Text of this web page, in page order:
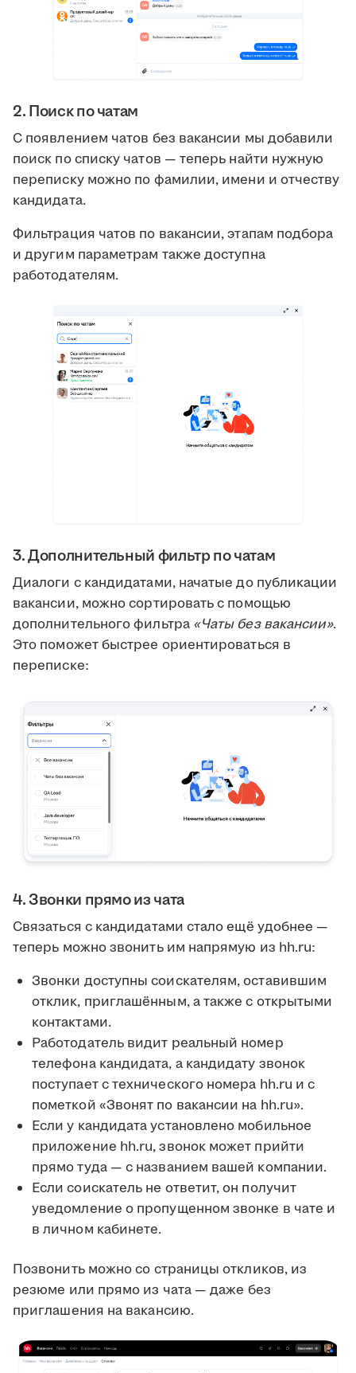
2. Поиск по чатам
С появлением чатов без вакансии мы добавили
поиск по списку чатов — теперь найти нужную
переписку можно по фамилии, имени и отчеству
кандидата.
Фильтрация чатов по вакансии, этапам подбора
и другим параметрам также доступна
работодателям.
3. Дополнительный фильтр по чатам
Диалоги с кандидатами, начатые до публикации
вакансии, можно сортировать с помощью
дополнительного фильтра «Чаты без вакансии».
Это поможет быстрее ориентироваться в
переписке:
4. Звонки прямо из чата
Связаться с кандидатами стало ещё удобнее —
теперь можно звонить им напрямую из hh.ru:
Звонки доступны соискателям, оставившим
отклик, приглашённым, а также с открытыми
контактами.
Работодатель видит реальный номер
телефона кандидата, а кандидату звонок
поступает с технического номера hh.ru и с
пометкой «Звонят по вакансии на hh.ru».
Если у кандидата установлено мобильное
приложение hh.ru, звонок может прийти
прямо туда — с названием вашей компании.
Если соискатель не ответит, он получит
уведомление о пропущенном звонке в чате и
в личном кабинете.
Позвонить можно со страницы откликов, из
резюме или прямо из чата — даже без
приглашения на вакансию.